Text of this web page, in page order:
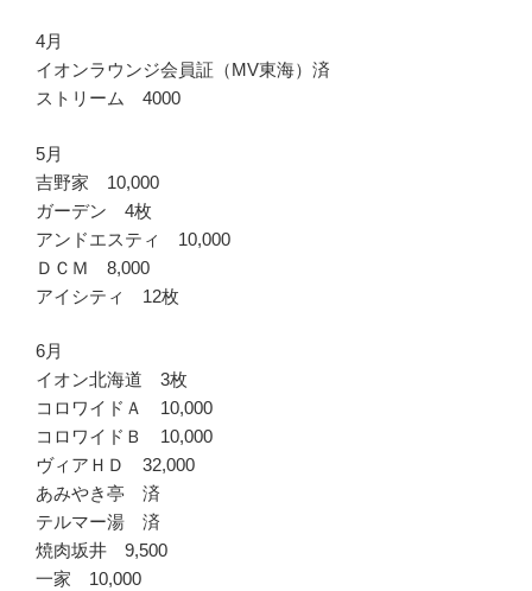
4月
イオンラウンジ会員証（MV東海）済
ストリーム 4000
5月
吉野家 10,000
ガーデン 4枚
アンドエスティ 10,000
ＤＣＭ 8,000
アイシティ 12枚
6月
イオン北海道 3枚
コロワイドＡ 10,000
コロワイドＢ 10,000
ヴィアＨＤ 32,000
あみやき亭 済
テルマー湯 済
焼肉坂井 9,500
一家 10,000